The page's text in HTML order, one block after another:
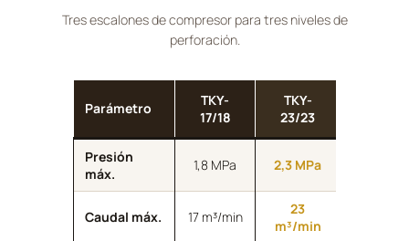
Tres escalones de compresor para tres niveles de
perforación.
Parámetro
TKY-
17/18
TKY-
23/23
Presión
máx.
1,8 MPa 2,3 MPa
Caudal máx. 17 m³/min
23
m³/min